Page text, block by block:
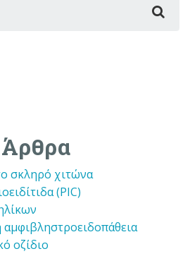
σκληρό χιτώνα
(PIC)
οζίδιο